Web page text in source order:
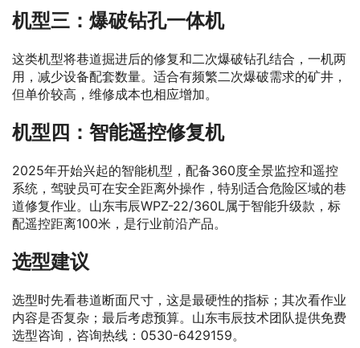
机型三：爆破钻孔一体机
这类机型将巷道掘进后的修复和二次爆破钻孔结合，一机两
用，减少设备配套数量。适合有频繁二次爆破需求的矿井，
但单价较高，维修成本也相应增加。
机型四：智能遥控修复机
2025年开始兴起的智能机型，配备360度全景监控和遥控
系统，驾驶员可在安全距离外操作，特别适合危险区域的巷
道修复作业。山东韦辰WPZ-22/360L属于智能升级款，标
配遥控距离100米，是行业前沿产品。
选型建议
选型时先看巷道断面尺寸，这是最硬性的指标；其次看作业
内容是否复杂；最后考虑预算。山东韦辰技术团队提供免费
选型咨询，咨询热线：0530-6429159。